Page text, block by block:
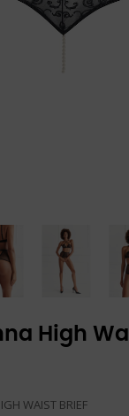
High
WAIST BRIEF